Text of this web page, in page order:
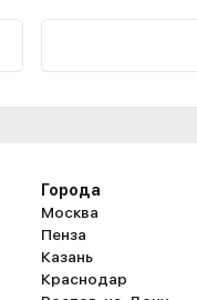
Города
Москва
Пенза
Казань
Краснодар